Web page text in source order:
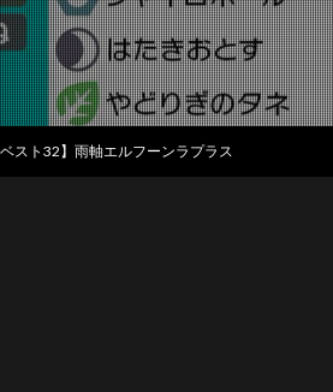
ベスト32】雨軸エルフーンラプラス